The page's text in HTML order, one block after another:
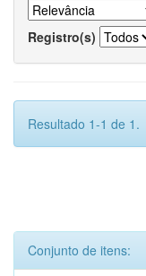
Registro(s)
Resultado 1-1 de 1.
Conjunto de itens: